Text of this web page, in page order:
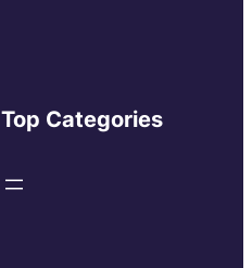
Top Categories